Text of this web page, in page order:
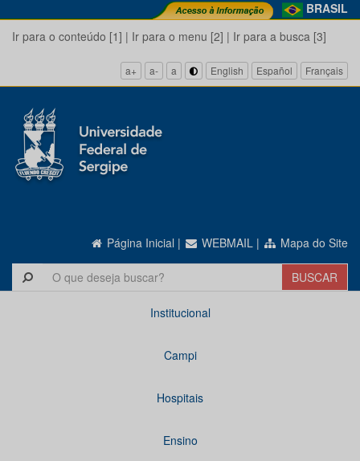
BRASIL
Ir para o conteúdo [1] | Ir para o menu [2] | Ir para a busca [3]
a+ a- a English Español Français
Página Inicial | WEBMAIL | Mapa do Site
Institucional
Campi
Hospitais
Ensino